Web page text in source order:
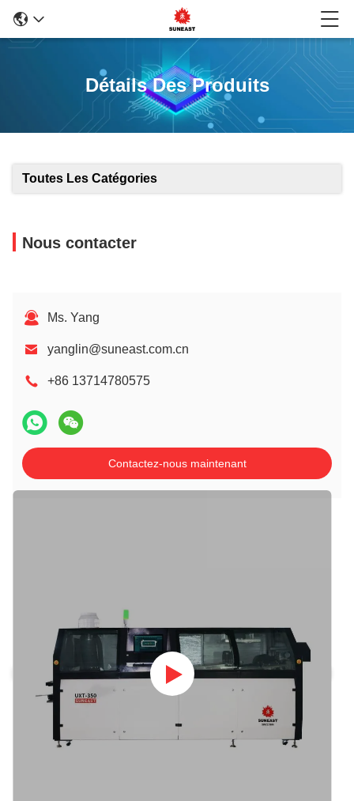
Détails Des Produits
Toutes Les Catégories
Nous contacter
Ms. Yang
yanglin@suneast.com.cn
+86 13714780575
Contactez-nous maintenant